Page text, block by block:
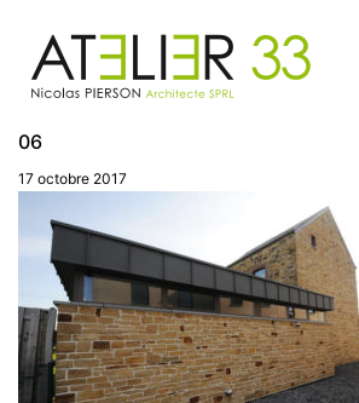
06
17 octobre 2017